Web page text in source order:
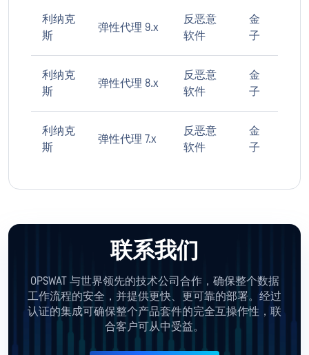
利纳克
斯
弹性代理 9.x
反恶意
软件
金
子
利纳克
斯
弹性代理 8.x
反恶意
软件
金
子
利纳克
斯
弹性代理 7.x
反恶意
软件
金
子
联系我们
OPSWAT 与世界领先的技术公司合作，确保整个数据
工作流程的安全，并提供更快、更可靠的部署。经过
认证的集成可确保整个产品套件的完全互操作性，联
合客户可从中受益。